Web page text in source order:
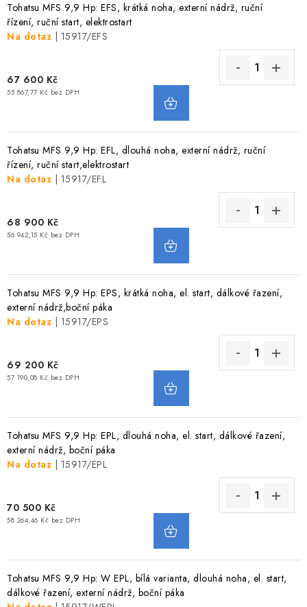
Tohatsu MFS 9,9 Hp: EFS, krátká noha, externí nádrž, ruční
řízení, ruční start, elektrostart
Na dotaz
| 15917/EFS
67 600 Kč
55 867,77 Kč bez DPH
Tohatsu MFS 9,9 Hp: EFL, dlouhá noha, externí nádrž, ruční
řízení, ruční start,elektrostart
Na dotaz
| 15917/EFL
68 900 Kč
56 942,15 Kč bez DPH
Tohatsu MFS 9,9 Hp: EPS, krátká noha, el. start, dálkové řazení,
externí nádrž,boční páka
Na dotaz
| 15917/EPS
69 200 Kč
57 190,08 Kč bez DPH
Tohatsu MFS 9,9 Hp: EPL, dlouhá noha, el. start, dálkové řazení,
externí nádrž, boční páka
Na dotaz
| 15917/EPL
70 500 Kč
58 264,46 Kč bez DPH
Tohatsu MFS 9,9 Hp: W EPL, bílá varianta, dlouhá noha, el. start,
dálkové řazení, externí nádrž, boční páka